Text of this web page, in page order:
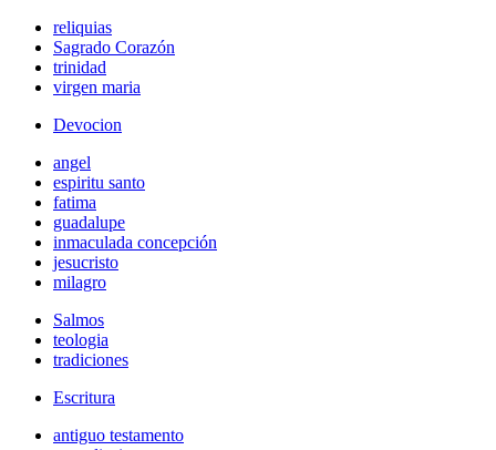
reliquias
Sagrado Corazón
trinidad
virgen maria
Devocion
angel
espiritu santo
fatima
guadalupe
inmaculada concepción
jesucristo
milagro
Salmos
teologia
tradiciones
Escritura
antiguo testamento